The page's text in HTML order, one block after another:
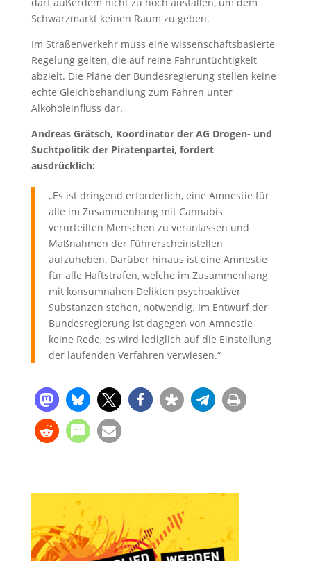
Schwarzmarkt keinen Raum zu geben.
Im Straßenverkehr muss eine wissenschaftsbasierte
Regelung gelten, die auf reine Fahruntüchtigkeit
abzielt. Die Pläne der Bundesregierung stellen keine
echte Gleichbehandlung zum Fahren unter
Alkoholeinfluss dar.
Andreas Grätsch, Koordinator der AG Drogen- und
Suchtpolitik der Piratenpartei, fordert
ausdrücklich:
„Es ist dringend erforderlich, eine Amnestie für
alle im Zusammenhang mit Cannabis
verurteilten Menschen zu veranlassen und
Maßnahmen der Führerscheinstellen
aufzuheben. Darüber hinaus ist eine Amnestie
für alle Haftstrafen, welche im Zusammenhang
mit konsumnahen Delikten psychoaktiver
Substanzen stehen, notwendig. Im Entwurf der
Bundesregierung ist dagegen von Amnestie
keine Rede, es wird lediglich auf die Einstellung
der laufenden Verfahren verwiesen.“